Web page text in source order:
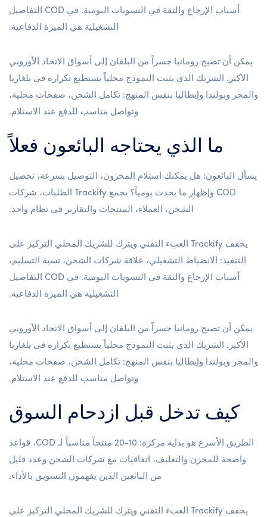
أسباب الإرجاع والثقة في التسويات اليومية. في COD التفاصيل
التشغيلية هي الميزة الدفاعية.
يمكن أن تصبح رومانيا جسراً من البلقان إلى أسواق الاتحاد الأوروبي
الأكبر. الشريك الذي يثبت النموذج محلياً يستطيع تكراره في بلغاريا
والمجر وبولندا وإيطاليا بنفس المنهج: تكامل الشحن، صفحات محلية،
وتواصل مناسب للدفع عند الاستلام.
ما الذي يحتاجه البائعون فعلاً
يسأل البائعون: هل يمكنك استلام المخزون، التوصيل بسرعة، تحصيل
COD وإظهار ما يحدث يومياً؟ يجمع Trackify الطلبات، شركات
الشحن، العملاء، المنتجات والتقارير في نظام واحد.
يخفف Trackify العبء التقني ويترك للشريك المحلي التركيز على
التنفيذ: الانضباط التشغيلي، علاقة شركات الشحن، نسبة التسليم،
أسباب الإرجاع والثقة في التسويات اليومية. في COD التفاصيل
التشغيلية هي الميزة الدفاعية.
يمكن أن تصبح رومانيا جسراً من البلقان إلى أسواق الاتحاد الأوروبي
الأكبر. الشريك الذي يثبت النموذج محلياً يستطيع تكراره في بلغاريا
والمجر وبولندا وإيطاليا بنفس المنهج: تكامل الشحن، صفحات محلية،
وتواصل مناسب للدفع عند الاستلام.
كيف تدخل قبل ازدحام السوق
الطريق الأسرع هو بداية مركزة: 10-20 منتجاً مناسباً لـ COD، قواعد
واضحة للمخزن والتغليف، اتفاقيات مع شركات الشحن وعدد قليل
من البائعين الذين يفهمون التسويق بالأداء.
يخفف Trackify العبء التقني ويترك للشريك المحلي التركيز على